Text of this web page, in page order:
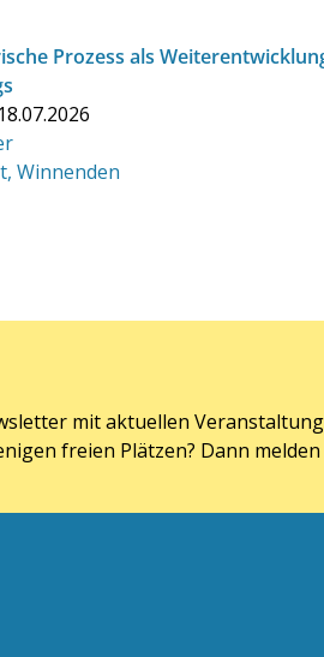
Prozess als
Winnenden
mit aktuellen
freien Plätzen? Dann